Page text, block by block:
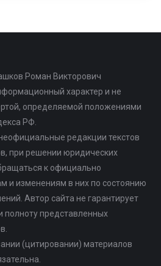
Роман Викторович
характер и не
определяемой положениями
РФ.
редакции текстов
при решении юридических
к официально
и изменениям в них по состоянию
Автор сайта не гарантирует
полноту представленных
(цитировании) материалов